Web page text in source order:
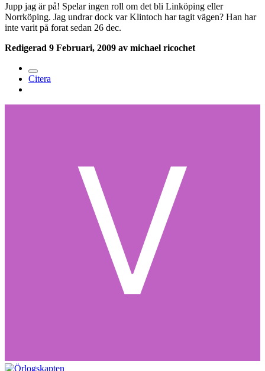
Jupp jag är på! Spelar ingen roll om det bli Linköping eller
Norrköping. Jag undrar dock var Klintoch har tagit vägen? Han har
inte varit på forat sedan 26 dec.
Redigerad 9 Februari, 2009 av michael ricochet
Citera